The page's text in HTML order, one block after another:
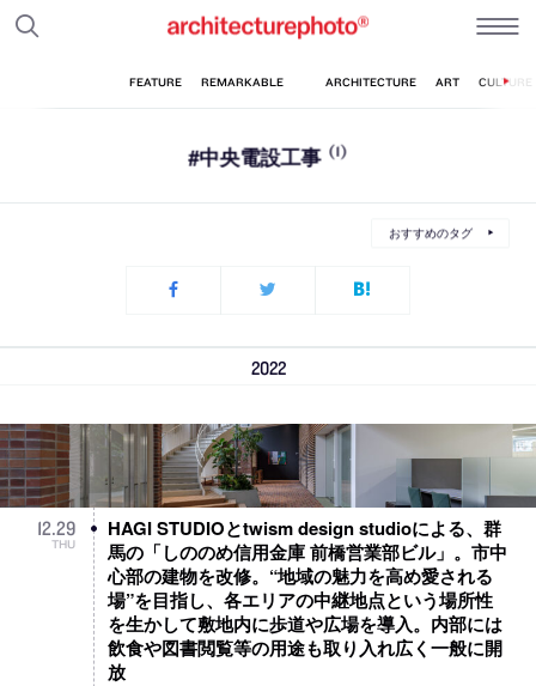
#中央電設工事 (1)
おすすめのタグ
2022
12.29
THU
HAGI STUDIOとtwism design studioによる、群
馬の「しののめ信用金庫 前橋営業部ビル」。市中
心部の建物を改修。“地域の魅力を高め愛される
場”を目指し、各エリアの中継地点という場所性
を生かして敷地内に歩道や広場を導入。内部には
飲食や図書閲覧等の用途も取り入れ広く一般に開
放